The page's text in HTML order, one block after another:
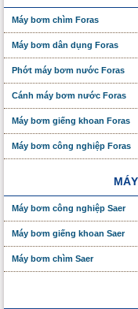
Máy bơm chìm Foras
Máy bơm dân dụng Foras
Phớt máy bơm nước Foras
Cánh máy bơm nước Foras
Máy bơm giếng khoan Foras
Máy bơm công nghiệp Foras
Máy bơm công nghiệp Saer
Máy bơm giếng khoan Saer
Máy bơm chìm Saer